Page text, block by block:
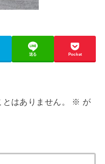
送る Pocket
はありません。 ※ が